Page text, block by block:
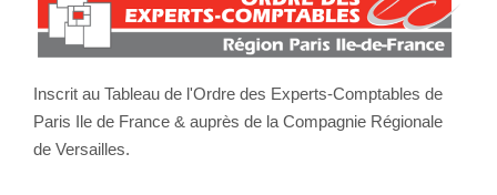
Inscrit au Tableau de l'Ordre des Experts-Comptables de
Paris Ile de France & auprès de la Compagnie Régionale
de Versailles.